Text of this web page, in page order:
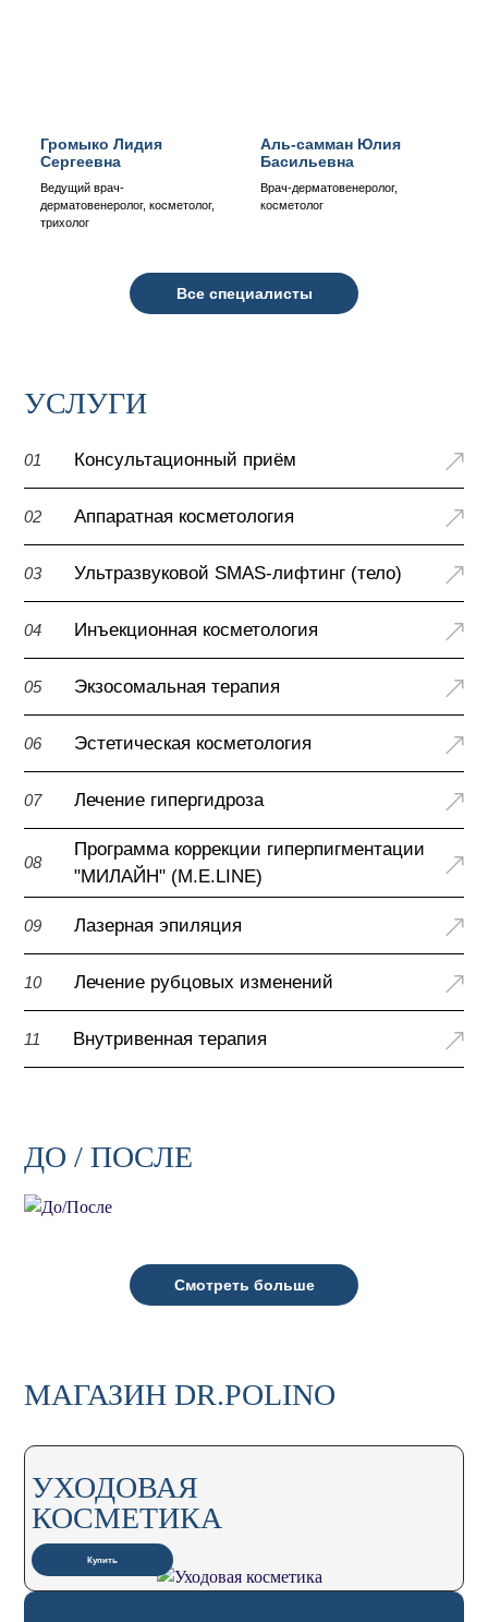
Громыко Лидия
Сергеевна
Ведущий врач-
дерматовенеролог, косметолог,
трихолог
Аль-самман Юлия
Басильевна
Врач-дерматовенеролог,
косметолог
Все специалисты
УСЛУГИ
01 Консультационный приём
02 Аппаратная косметология
03 Ультразвуковой SMAS-лифтинг (тело)
04 Инъекционная косметология
05 Экзосомальная терапия
06 Эстетическая косметология
07 Лечение гипергидроза
08
Программа коррекции гиперпигментации
"МИЛАЙН" (M.E.LINE)
09 Лазерная эпиляция
10 Лечение рубцовых изменений
11 Внутривенная терапия
ДО / ПОСЛЕ
Смотреть больше
МАГАЗИН DR.POLINO
УХОДОВАЯ
КОСМЕТИКА
Купить